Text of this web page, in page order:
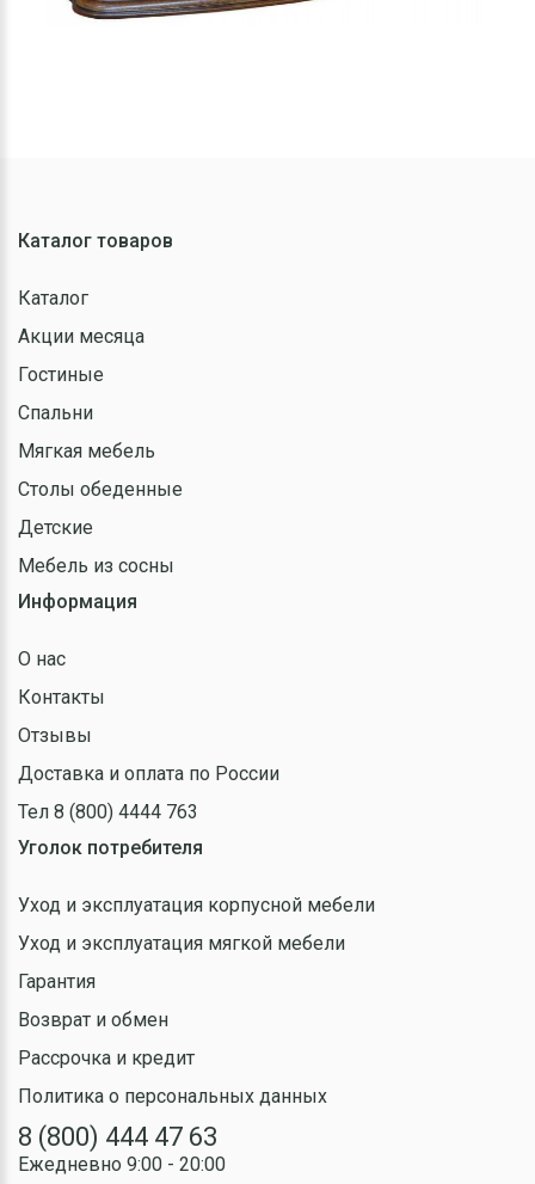
Каталог товаров
Каталог
Акции месяца
Гостиные
Спальни
Мягкая мебель
Столы обеденные
Детские
Мебель из сосны
Информация
О нас
Контакты
Отзывы
Доставка и оплата по России
Тел 8 (800) 4444 763
Уголок потребителя
Уход и эксплуатация корпусной мебели
Уход и эксплуатация мягкой мебели
Гарантия
Возврат и обмен
Рассрочка и кредит
Политика о персональных данных
8 (800) 444 47 63
Ежедневно 9:00 - 20:00